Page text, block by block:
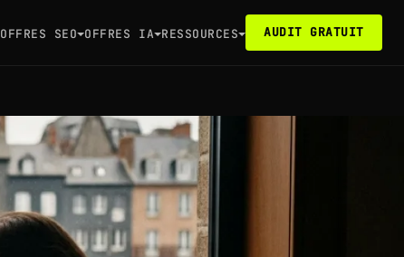
OFFRES SEO OFFRES IA RESSOURCES AUDIT GRATUIT